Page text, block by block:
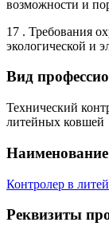
возможности и
17 . Требования
экологической и
Вид
Технический
литейных ковшей
Наименование
Контролер в
Реквизиты